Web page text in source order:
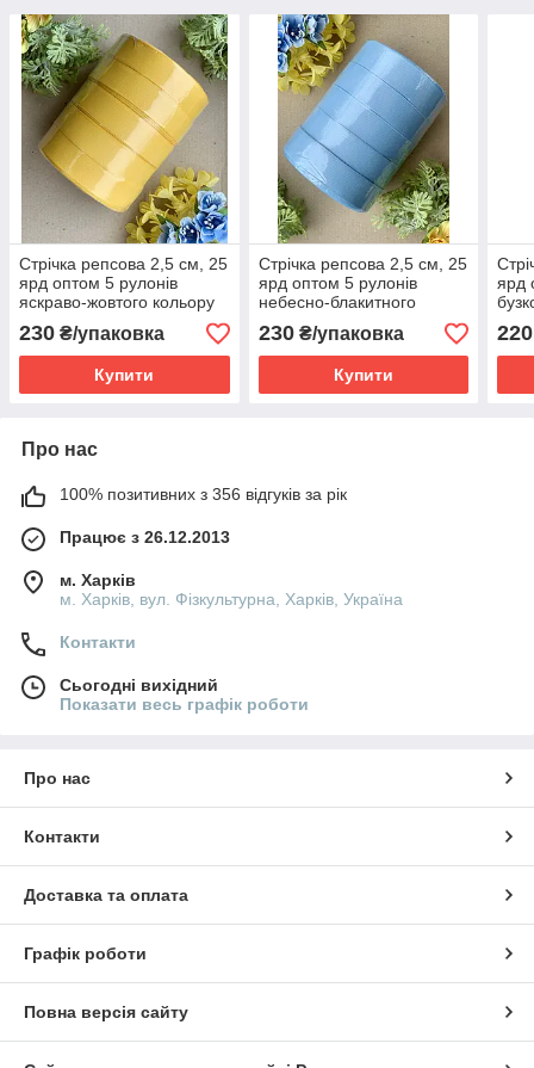
Стрічка репсова 2,5 см, 25
ярд оптом 5 рулонів
яскраво-жовтого кольору
блоком
230 ₴/упаковка
Купити
Стрічка репсова 2,5 см, 25
ярд оптом 5 рулонів
небесно-блакитного
кольору блоком
230₴/упаковка
Купити
ярд
220
Про нас
100% позитивних з 356 відгуків за рік
Працює з 26.12.2013
м. Харків
м. Харків, вул. Фізкультурна, Харків, Україна
Контакти
Сьогодні вихідний
Показати весь графік роботи
Про нас
Контакти
Доставка та оплата
Графік роботи
Повна версія сайту